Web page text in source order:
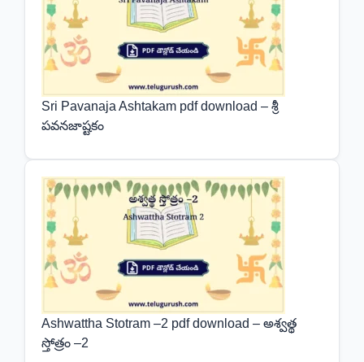
Sri Pavanaja Ashtakam pdf download – శ్రీ
పవనజాష్టకం
Ashwattha Stotram –2 pdf download – అశ్వత్థ
స్తోత్రం –2